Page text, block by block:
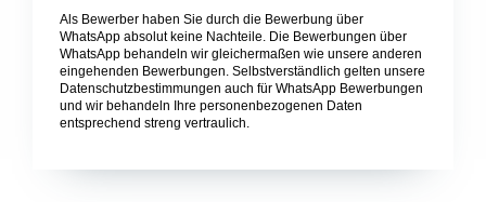
Als Bewerber haben Sie durch die Bewerbung über
WhatsApp absolut keine Nachteile. Die Bewerbungen über
WhatsApp behandeln wir gleichermaßen wie unsere anderen
eingehenden Bewerbungen. Selbstverständlich gelten unsere
Datenschutzbestimmungen auch für WhatsApp Bewerbungen
und wir behandeln Ihre personenbezogenen Daten
entsprechend streng vertraulich.